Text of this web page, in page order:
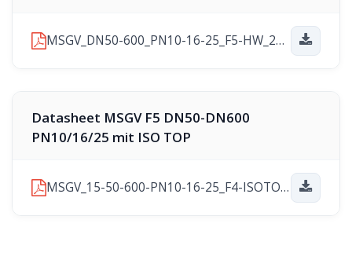
MSGV_DN50-600_PN10-16-25_F5-HW_2025-11-10.pdf
Datasheet MSGV F5 DN50-DN600
PN10/16/25 mit ISO TOP
MSGV_15-50-600-PN10-16-25_F4-ISOTOP_2025-11-21.pdf